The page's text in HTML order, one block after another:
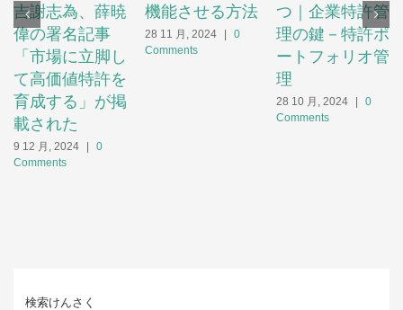
吉謝志為、薛暁
偉の署名記事
「市場に立脚し
て高価値特許を
育成する」が掲
載された
9 12 月, 2024
0
Comments
機能させる方法
28 11 月, 2024
0
Comments
つ｜企業特許管
理の鍵－特許ポ
ートフォリオ管
理
28 10 月, 2024
0
Comments
検索けんさく